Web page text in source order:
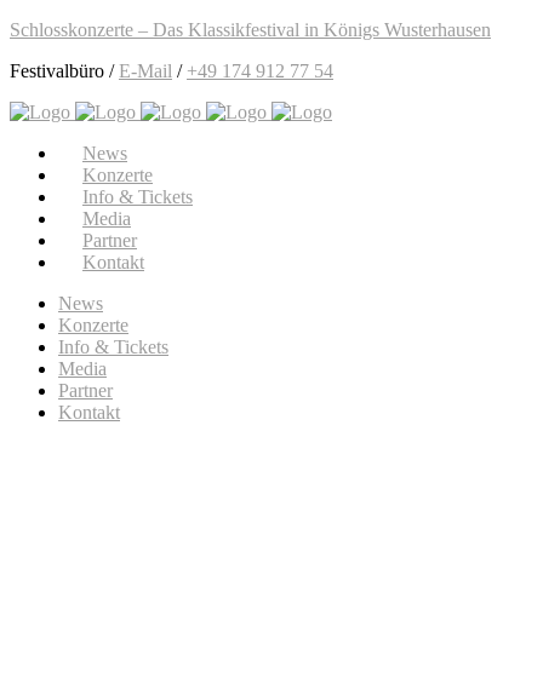
Schlosskonzerte – Das Klassikfestival in Königs Wusterhausen
Festivalbüro /E-Mail / +49 174 912 77 54
News
Konzerte
Info & Tickets
Media
Partner
Kontakt
News
Konzerte
Info & Tickets
Media
Partner
Kontakt